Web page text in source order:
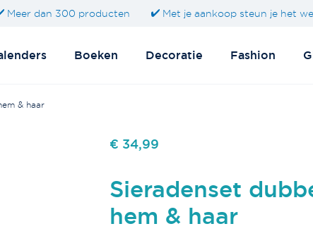
Meer dan 300 producten Met je aankoop steun je het
Boeken Decoratie Fashion
& haar
€ 34,99
Sieradenset
hem & haar